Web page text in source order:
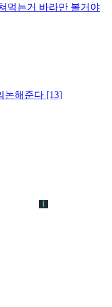
먹는거 바라만 볼거야
논해준다 [13]